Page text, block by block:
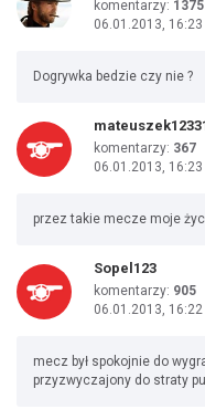
komentarzy: 1375
06.01.2013, 16:23
Dogrywka bedzie czy nie ?
komentarzy: 367
06.01.2013, 16:23
przez takie mecze moje
Sopel123
komentarzy: 905
06.01.2013, 16:22
mecz był spokojnie do
przyzwyczajony do straty